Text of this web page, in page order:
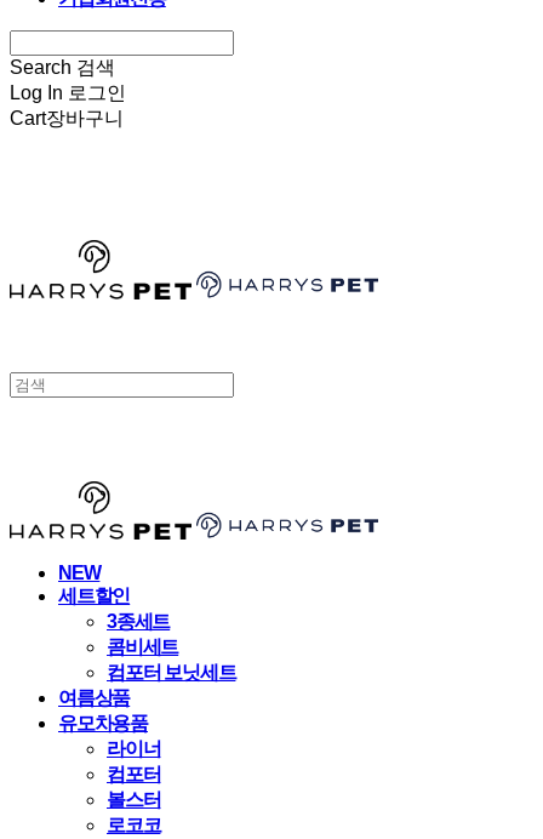
Search 검색
Log In 로그인
Cart장바구니
NEW
세트할인
3종세트
콤비세트
컴포터 보닛세트
여름상품
유모차용품
라이너
컴포터
볼스터
로코코